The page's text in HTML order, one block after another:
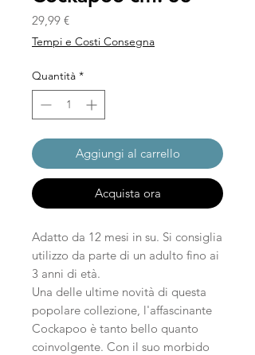
29,99 €Prezzo
Tempi e Costi Consegna
Quantità *
Aggiungi al carrello
Acquista ora
Adatto da 12 mesi in su. Si consiglia
utilizzo da parte di un adulto fino ai
3 anni di età.
Una delle ultime novità di questa
popolare collezione, l'affascinante
Cockapoo è tanto bello quanto
coinvolgente. Con il suo morbido